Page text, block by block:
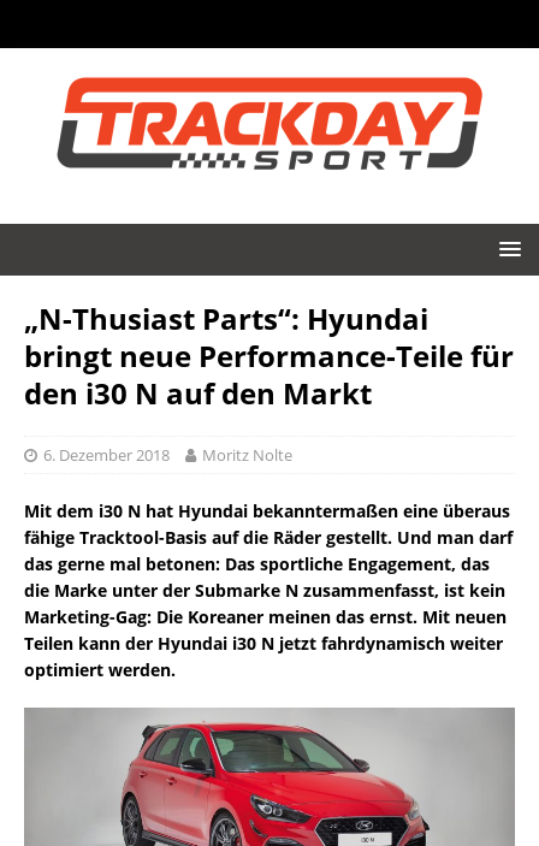
„N-Thusiast Parts“: Hyundai
bringt neue Performance-Teile für
den i30 N auf den Markt
6. Dezember 2018 Moritz Nolte
Mit dem i30 N hat Hyundai bekanntermaßen eine überaus
fähige Tracktool-Basis auf die Räder gestellt. Und man darf
das gerne mal betonen: Das sportliche Engagement, das
die Marke unter der Submarke N zusammenfasst, ist kein
Marketing-Gag: Die Koreaner meinen das ernst. Mit neuen
Teilen kann der Hyundai i30 N jetzt fahrdynamisch weiter
optimiert werden.